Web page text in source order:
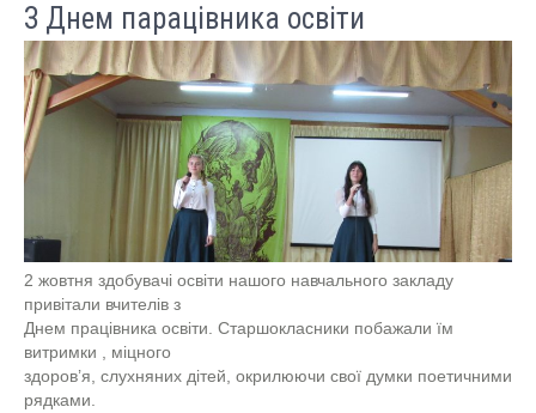
З Днем парацівника освіти
2 жовтня здобувачі освіти нашого навчального закладу
привітали вчителів з
Днем працівника освіти. Старшокласники побажали їм
витримки , міцного
здоров’я, слухняних дітей, окрилюючи свої думки поетичними
рядками.